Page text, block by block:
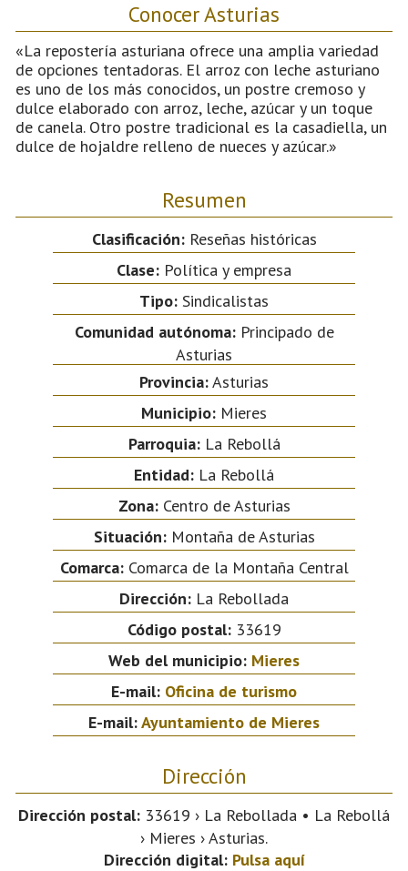
Conocer Asturias
«La repostería asturiana ofrece una amplia variedad
de opciones tentadoras. El arroz con leche asturiano
es uno de los más conocidos, un postre cremoso y
dulce elaborado con arroz, leche, azúcar y un toque
de canela. Otro postre tradicional es la casadiella, un
dulce de hojaldre relleno de nueces y azúcar.»
Resumen
Clasificación:Reseñas históricas
Clase: Política y empresa
Tipo: Sindicalistas
Comunidad autónoma:Principado de
Asturias
Provincia:Asturias
Municipio: Mieres
Parroquia:La Rebollá
Entidad: La Rebollá
Zona:Centro de Asturias
Situación:Montaña de Asturias
Comarca:Comarca de la Montaña Central
Dirección: La Rebollada
Código postal:33619
Web del municipio: Mieres
E-mail: Oficina de turismo
E-mail:Ayuntamiento de Mieres
Dirección
Dirección postal: 33619 › La Rebollada • La Rebollá
› Mieres › Asturias.
Dirección digital: Pulsa aquí